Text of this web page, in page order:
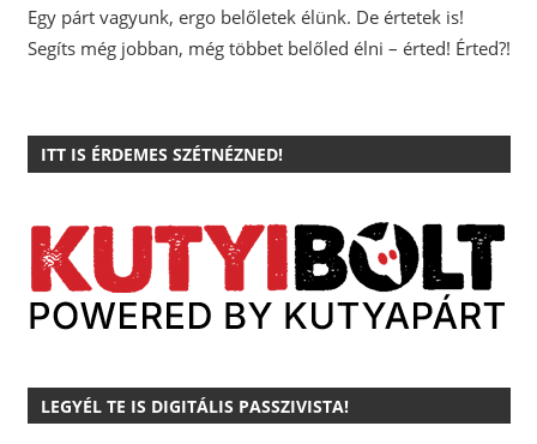
Egy párt vagyunk, ergo belőletek élünk. De értetek is!
Segíts még jobban, még többet belőled élni – érted! Érted?!
ITT IS ÉRDEMES SZÉTNÉZNED!
LEGYÉL TE IS DIGITÁLIS PASSZIVISTA!